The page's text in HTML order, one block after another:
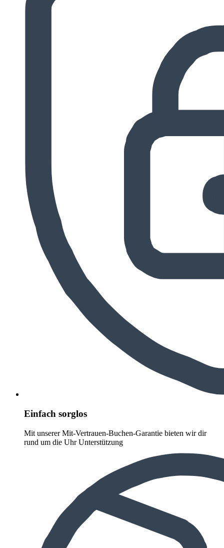
Einfach sorglos
Mit unserer Mit-Vertrauen-Buchen-Garantie bieten wir dir
rund um die Uhr Unterstützung